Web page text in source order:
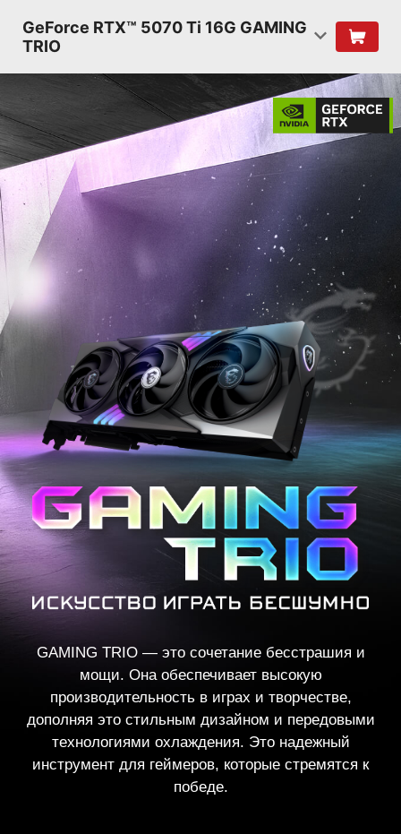
GeForce RTX™ 5070 Ti 16G GAMING
TRIO
GAMING TRIO — это сочетание бесстрашия и
мощи. Она обеспечивает высокую
производительность в играх и творчестве,
дополняя это стильным дизайном и передовыми
технологиями охлаждения. Это надежный
инструмент для геймеров, которые стремятся к
победе.